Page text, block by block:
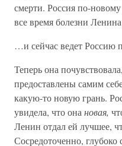
смерти. Россия по-
все время болезни
…и сейчас ведет Россию
Теперь она
предоставлены самим
какую-то новую грань.
увидела, что она новая,
Ленин отдал ей лучшее,
Сосредоточенно, глубоко